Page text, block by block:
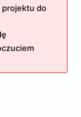
projektu do